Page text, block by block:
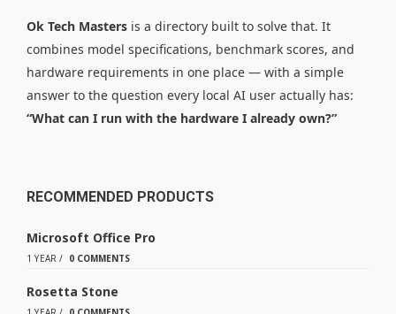
Ok Tech Masters is a directory built to solve that. It
combines model specifications, benchmark scores, and
hardware requirements in one place — with a simple
answer to the question every local AI user actually has:
“What can I run with the hardware I already own?”
RECOMMENDED PRODUCTS
Microsoft Office Pro
1 YEAR / 0 COMMENTS
Rosetta Stone